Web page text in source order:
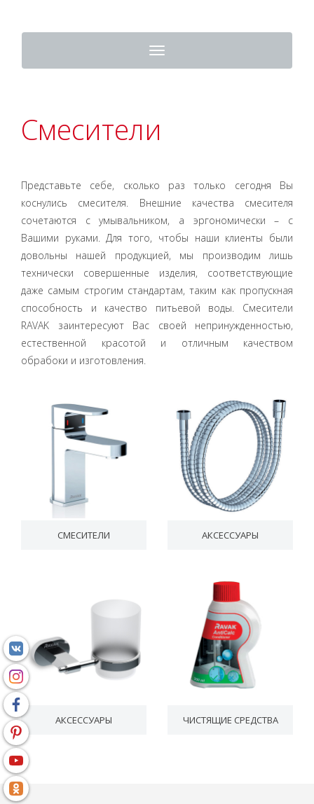
Toggle
navigation
Смесители
Представьте себе, сколько раз только сегодня Вы
коснулись смесителя. Внешние качества смесителя
сочетаются с умывальником, а эргономически – с
Вашими руками. Для того, чтобы наши клиенты были
довольны нашей продукцией, мы производим лишь
технически совершенные изделия, соответствующие
даже самым строгим стандартам, таким как пропускная
способность и качество питьевой воды. Смесители
RAVAK заинтересуют Вас своей непринужденностью,
естественной красотой и отличным качеством
обрабоки и изготовления.
СМЕСИТЕЛИ АКСЕССУАРЫ
АКСЕССУАРЫ ЧИСТЯЩИЕ СРЕДСТВА